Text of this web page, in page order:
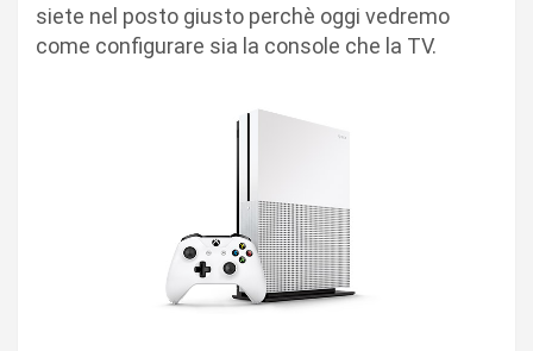
siete nel posto giusto perchè oggi vedremo
come configurare sia la console che la TV.